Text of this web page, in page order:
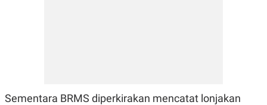
Sementara BRMS diperkirakan mencatat lonjakan